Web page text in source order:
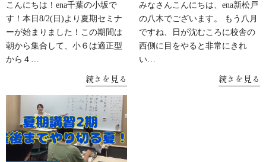
こんにちは！ena千葉の小坂で
す！本日8/2(日)より夏期セミナ
ーが始まりました！この期間は
朝から集合して、小６は適正型
から４…
続きを見る
みなさんこんにちは、ena新松戸
の八木でございます。 もう八月
ですね、日が沈むころに校舎の
西側に目をやると非常にきれ
い…
続きを見る